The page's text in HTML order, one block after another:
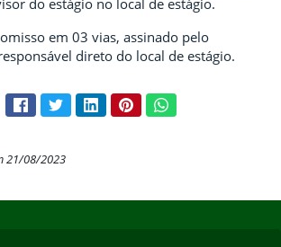
em 03 vias, assinado pelo
direto do local de estágio.
conteúdo:
FacebookTwitterLinkedInPinterestWhatsApp
21/08/2023